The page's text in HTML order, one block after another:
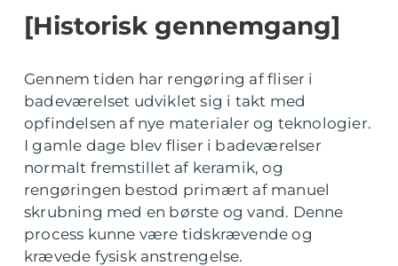
[Historisk gennemgang]
Gennem tiden har rengøring af fliser i
badeværelset udviklet sig i takt med
opfindelsen af nye materialer og teknologier.
I gamle dage blev fliser i badeværelser
normalt fremstillet af keramik, og
rengøringen bestod primært af manuel
skrubning med en børste og vand. Denne
process kunne være tidskrævende og
krævede fysisk anstrengelse.